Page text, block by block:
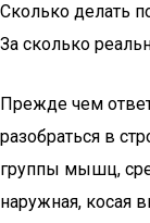
Сколько делать
За сколько
Прежде чем
разобраться в
группы мышц,
наружная, косая